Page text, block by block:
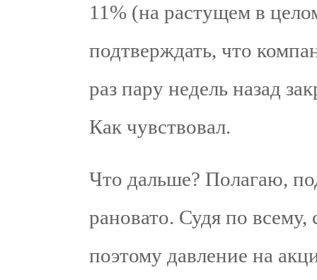
11% (на растущем в
подтверждать, что
раз пару недель назад
Как чувствовал.
Что дальше? Полагаю,
рановато. Судя по всему,
поэтому давление на